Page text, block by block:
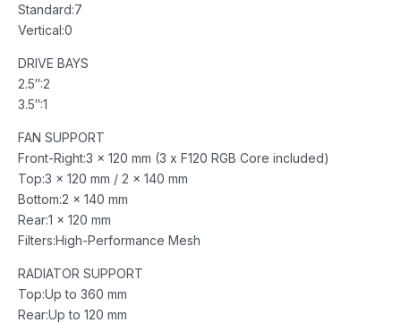
Standard:7
Vertical:0
DRIVE BAYS
2.5″:2
3.5″:1
FAN SUPPORT
Front-Right:3 x 120 mm (3 x F120 RGB Core included)
Top:3 x 120 mm / 2 x 140 mm
Bottom:2 x 140 mm
Rear:1 x 120 mm
Filters:High-Performance Mesh
RADIATOR SUPPORT
Top:Up to 360 mm
Rear:Up to 120 mm